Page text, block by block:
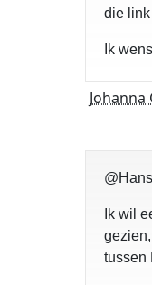
die
Ik
Johanna
@Hans
Ik wil
tussen